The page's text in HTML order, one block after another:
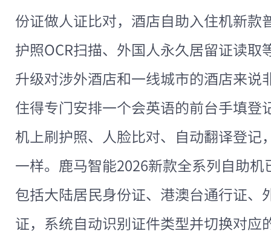
份证做人证比对，酒店自助入住机新款
护照OCR扫描、外国人永久居留证读取
升级对涉外酒店和一线城市的酒店来
住得专门安排一个会英语的前台手填登
机上刷护照、人脸比对、自动翻译登记
一样。鹿马智能2026新款全系列自助
包括大陆居民身份证、港澳台通行证、
证，系统自动识别证件类型并切换对应